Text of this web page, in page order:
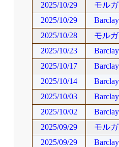
2025/10/29
モル
2025/10/29
2025/10/28
モル
2025/10/23
2025/10/17
2025/10/14
2025/10/03
2025/10/02
2025/09/29
モル
2025/09/29